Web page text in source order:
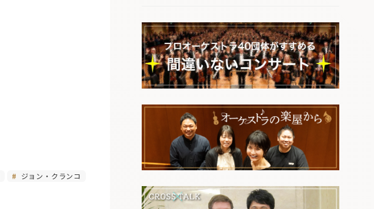
ジョン・クランコ